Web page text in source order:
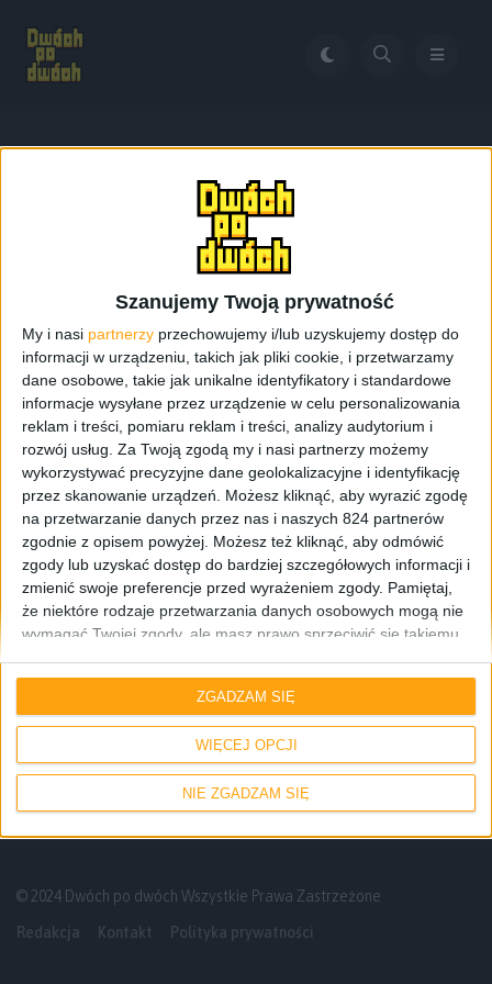
Szanujemy Twoją prywatność
My i nasi partnerzy przechowujemy i/lub uzyskujemy dostęp do
informacji w urządzeniu, takich jak pliki cookie, i przetwarzamy
dane osobowe, takie jak unikalne identyfikatory i standardowe
informacje wysyłane przez urządzenie w celu personalizowania
reklam i treści, pomiaru reklam i treści, analizy audytorium i
rozwój usług. Za Twoją zgodą my i nasi partnerzy możemy
wykorzystywać precyzyjne dane geolokalizacyjne i identyfikację
przez skanowanie urządzeń. Możesz kliknąć, aby wyrazić zgodę
na przetwarzanie danych przez nas i naszych 824 partnerów
zgodnie z opisem powyżej. Możesz też kliknąć, aby odmówić
zgody lub uzyskać dostęp do bardziej szczegółowych informacji i
zmienić swoje preferencje przed wyrażeniem zgody. Pamiętaj,
że niektóre rodzaje przetwarzania danych osobowych mogą nie
wymagać Twojej zgody, ale masz prawo sprzeciwić się takiemu
do tej witryny. Możesz w dowolnym momencie zmienić swoje
preferencje lub wycofać zgodę, wracając na tę stronę i klikając
przycisk "Prywatność" na dole strony.
WIĘCEJ OPCJI
NIE ZGADZAM SIĘ
ZGADZAM SIĘ
Samsung Galaxy Fold 5
Samsung Galaxy Fold 5
Widziałem Samsunga Galaxy Z Fold 5. Nic
ciekawego, można się rozejść
© 2024 Dwóch po dwóch Wszystkie Prawa Zastrzeżone
Redakcja Kontakt Polityka prywatności